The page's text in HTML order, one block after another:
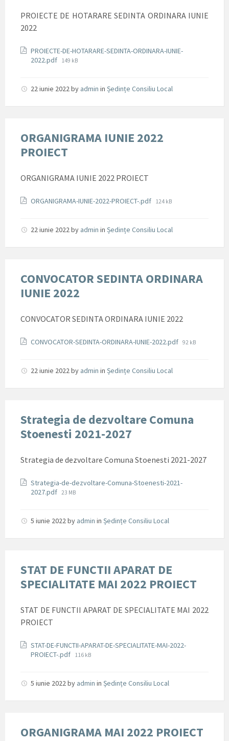
PROIECTE DE HOTARARE SEDINTA ORDINARA IUNIE
2022
Documente
PROIECTE-DE-HOTARARE-SEDINTA-ORDINARA-IUNIE-
2022.pdf File
149 kB
22 iunie 2022by admin in Ședințe Consiliu Local
ORGANIGRAMA IUNIE 2022
PROIECT
ORGANIGRAMA IUNIE 2022 PROIECT
Documente
ORGANIGRAMA-IUNIE-2022-PROIECT-.pdf File
124 kB
22 iunie 2022by admin in Ședințe Consiliu Local
CONVOCATOR SEDINTA ORDINARA
IUNIE 2022
CONVOCATOR SEDINTA ORDINARA IUNIE 2022
Documente
CONVOCATOR-SEDINTA-ORDINARA-IUNIE-2022.pdf File
92 kB
22 iunie 2022by admin in Ședințe Consiliu Local
Strategia de dezvoltare Comuna
Stoenesti 2021-2027
Strategia de dezvoltare Comuna Stoenesti 2021-2027
Documente
Strategia-de-dezvoltare-Comuna-Stoenesti-2021-
2027.pdf File
23 MB
5 iunie 2022by admin in Ședințe Consiliu Local
STAT DE FUNCTII APARAT DE
SPECIALITATE MAI 2022 PROIECT
STAT DE FUNCTII APARAT DE SPECIALITATE MAI 2022
PROIECT
Documente
STAT-DE-FUNCTII-APARAT-DE-SPECIALITATE-MAI-2022-
PROIECT-.pdf File
116 kB
5 iunie 2022by admin in Ședințe Consiliu Local
ORGANIGRAMA MAI 2022 PROIECT